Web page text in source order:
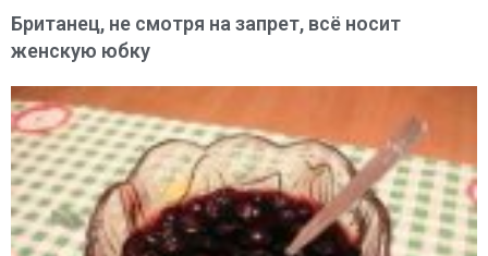
Британец, не смотря на запрет, всё носит
женскую юбку